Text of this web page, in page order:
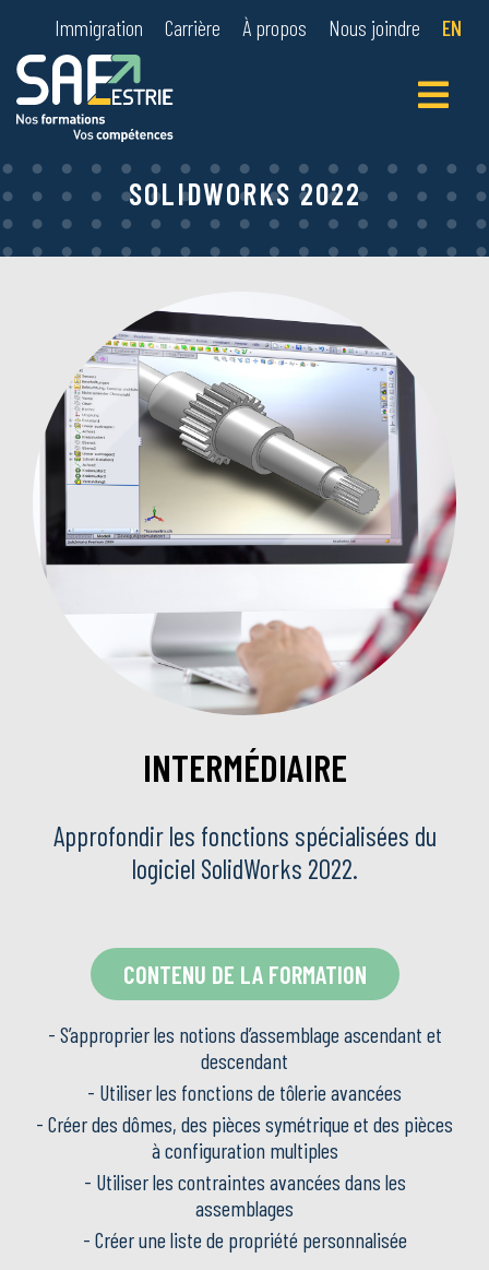
Immigration Carrière À propos Nous joindre EN
SOLIDWORKS 2022
INTERMÉDIAIRE
Approfondir les fonctions spécialisées du
logiciel SolidWorks 2022.
CONTENU DE LA FORMATION
- S’approprier les notions d’assemblage ascendant et
descendant
- Utiliser les fonctions de tôlerie avancées
- Créer des dômes, des pièces symétrique et des pièces
à configuration multiples
- Utiliser les contraintes avancées dans les
assemblages
- Créer une liste de propriété personnalisée